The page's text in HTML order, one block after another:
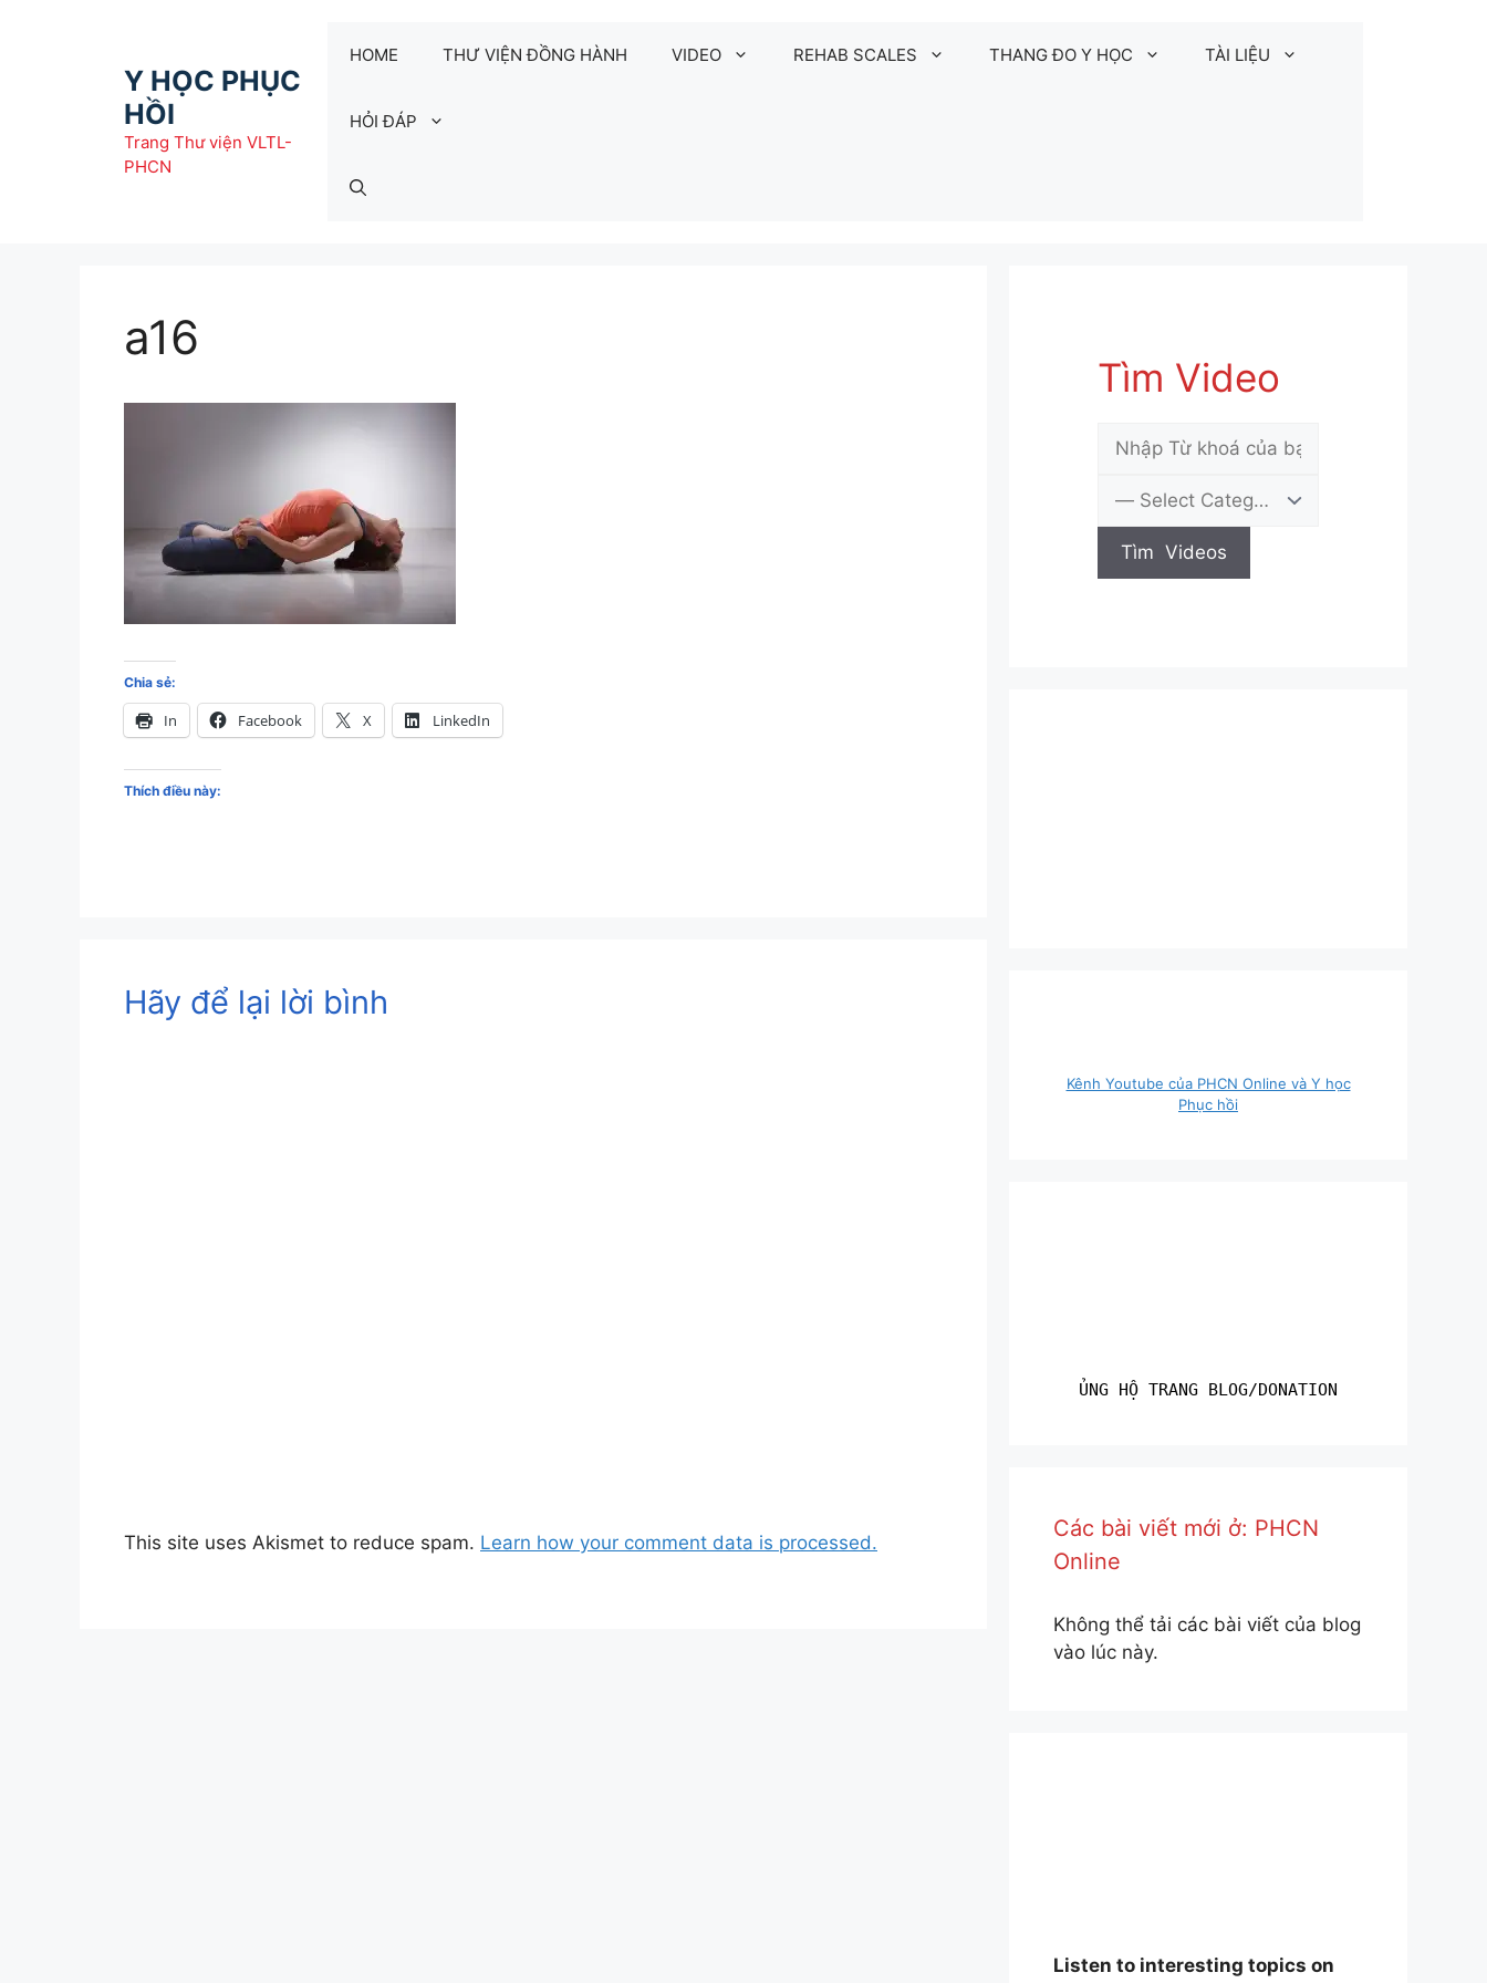
Y HỌC PHỤC
HỒI
Trang Thư viện VLTL-
PHCN
HOME THƯ VIỆN ĐỒNG HÀNH VIDEO REHAB SCALES THANG ĐO Y HỌC TÀI LIỆU
HỎI ĐÁP
a16
Chia sẻ:
In Facebook X LinkedIn
Thích điều này:
Hãy để lại lời bình
This site uses Akismet to reduce spam. Learn how your comment data is processed.
Tìm Video
Kênh Youtube của PHCN Online và Y học
Phục hồi
ỦNG HỘ TRANG BLOG/DONATION
Các bài viết mới ở: PHCN
Online
Không thể tải các bài viết của blog
vào lúc này.
Listen to interesting topics on